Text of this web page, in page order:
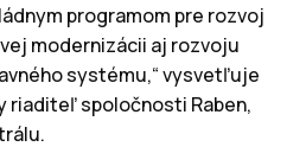
programom pre rozvoj
modernizácii aj rozvoju
systému,“ vysvetľuje
riaditeľ spoločnosti Raben,